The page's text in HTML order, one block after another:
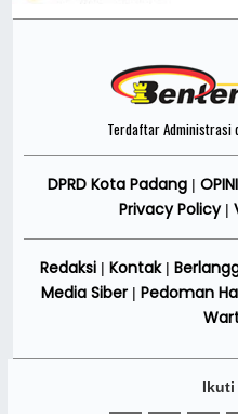
Terdaftar Administrasi
DPRD Kota Padang| OPINI
Privacy Policy|
Redaksi| Kontak|
Media Siber| Pedoman
Ikuti